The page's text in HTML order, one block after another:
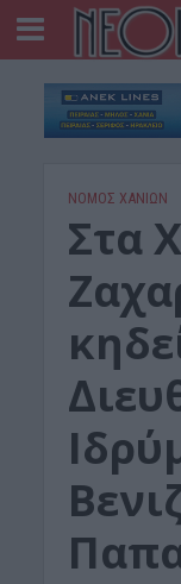
ΝΟΜΌΣ ΧΑΝΊΩΝ
Στα